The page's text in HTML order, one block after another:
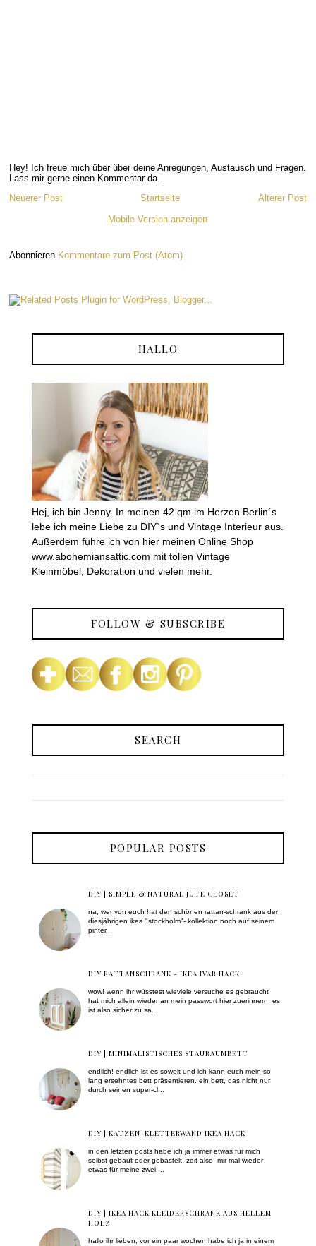
Hey! Ich freue mich über über deine Anregungen, Austausch und Fragen.
Lass mir gerne einen Kommentar da.
Neuerer Post
Älterer Post
Startseite
Mobile Version anzeigen
Abonnieren Kommentare zum Post (Atom)
HALLO
Hej, ich bin Jenny. In meinen 42 qm im Herzen Berlin´s
lebe ich meine Liebe zu DIY`s und Vintage Interieur aus.
Außerdem führe ich von hier meinen Online Shop
www.abohemiansattic.com mit tollen Vintage
Kleinmöbel, Dekoration und vielen mehr.
FOLLOW & SUBSCRIBE
SEARCH
POPULAR POSTS
DIY | SIMPLE & NATURAL JUTE CLOSET
na, wer von euch hat den schönen rattan-schrank aus der
diesjährigen ikea "stockholm"- kollektion noch auf seinem
pinter...
DIY RATTANSCHRANK - IKEA IVAR HACK
wow! wenn ihr wüsstest wieviele versuche es gebraucht
hat mich allein wieder an mein passwort hier zuerinnern. es
ist also sicher zu sa...
DIY | MINIMALISTISCHES STAURAUMBETT
endlich! endlich ist es soweit und ich kann euch mein so
lang ersehntes bett präsentieren. ein bett, das nicht nur
durch seinen super-cl...
DIY | KATZEN-KLETTERWAND IKEA HACK
in den letzten posts habe ich ja immer etwas für mich
selbst gebaut oder gebastelt. zeit also, mir mal wieder
etwas für meine zwei ...
DIY | IKEA HACK KLEIDERSCHRANK AUS HELLEM
HOLZ
hallo ihr lieben, vor ein paar wochen habe ich ja in einem